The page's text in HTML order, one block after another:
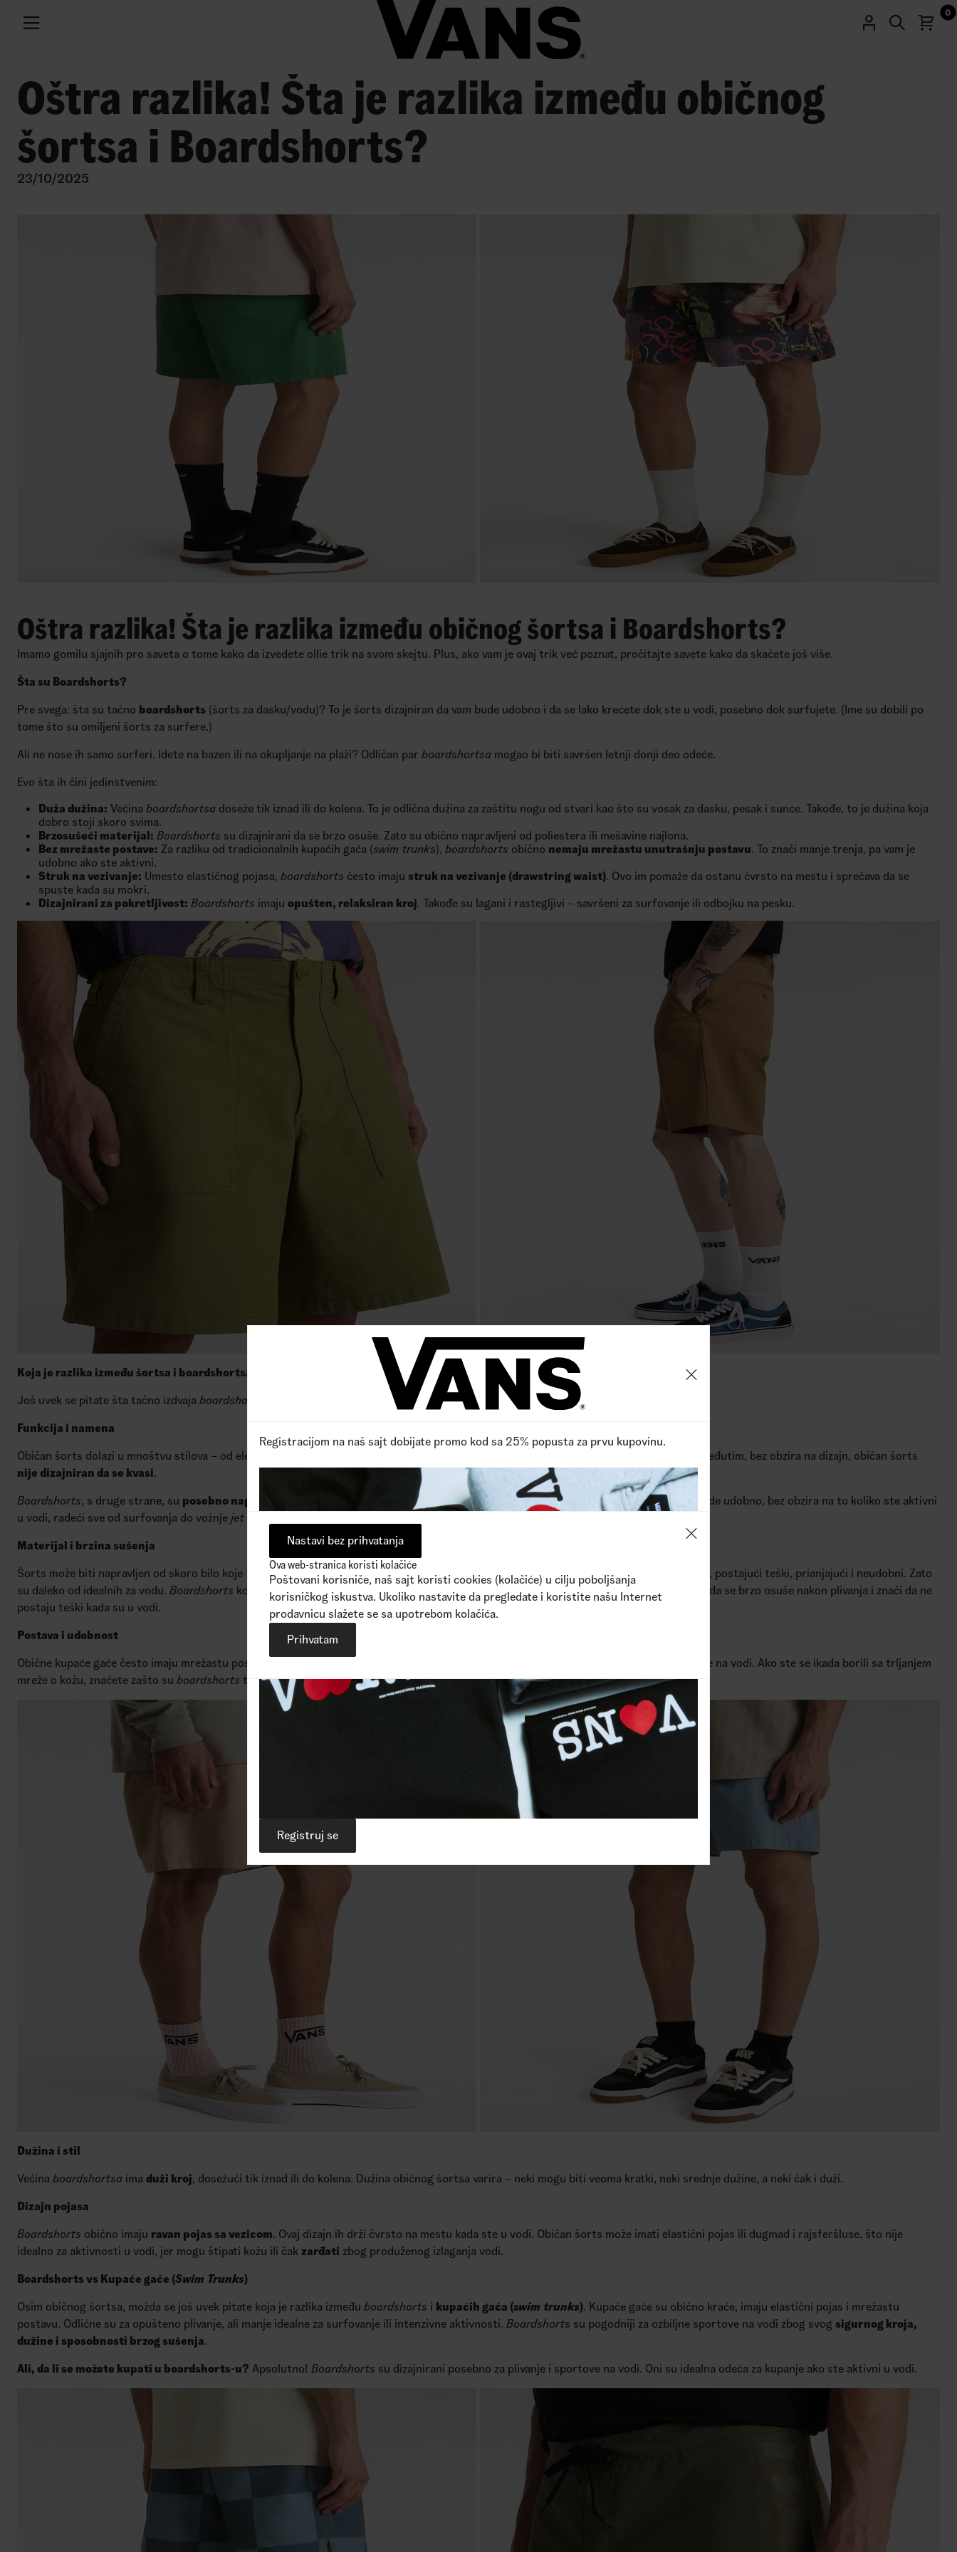
0
Oštra razlika! Šta je razlika između običnog
šortsa i Boardshorts?
23/10/2025
Oštra razlika! Šta je razlika između običnog šortsa i Boardshorts?
Imamo gomilu sjajnih pro saveta o tome kako da izvedete ollie trik na svom skejtu. Plus, ako vam je ovaj trik već poznat, pročitajte savete kako da skačete još više.
Šta su Boardshorts?
Pre svega: šta su tačno boardshorts (šorts za dasku/vodu)? To je šorts dizajniran da vam bude udobno i da se lako krećete dok ste u vodi, posebno dok surfujete. (Ime su dobili po
tome što su omiljeni šorts za surfere.)
Ali ne nose ih samo surferi. Idete na bazen ili na okupljanje na plaži? Odličan par boardshortsa mogao bi biti savršen letnji donji deo odeće.
Evo šta ih čini jedinstvenim:
Duža dužina: Većina boardshortsa doseže tik iznad ili do kolena. To je odlična dužina za zaštitu nogu od stvari kao što su vosak za dasku, pesak i sunce. Takođe, to je dužina koja
dobro stoji skoro svima.
Brzosušeći materijal: Boardshorts su dizajnirani da se brzo osuše. Zato su obično napravljeni od poliestera ili mešavine najlona.
Bez mrežaste postave: Za razliku od tradicionalnih kupaćih gaća (swim trunks), boardshorts obično nemaju mrežastu unutrašnju postavu. To znači manje trenja, pa vam je
udobno ako ste aktivni.
Struk na vezivanje: Umesto elastičnog pojasa, boardshorts često imaju struk na vezivanje (drawstring waist). Ovo im pomaže da ostanu čvrsto na mestu i sprečava da se
spuste kada su mokri.
Dizajnirani za pokretljivost: Boardshorts imaju opušten, relaksiran kroj. Takođe su lagani i rastegljivi – savršeni za surfovanje ili odbojku na pesku.
Koja je razlika između šortsa i boardshortsa?
Još uvek se pitate šta tačno izdvaja boardshorts
? Hajde da produbimo:
Funkcija i namena
Običan šorts dolazi u mnoštvu stilova – od elegantnog teksasa i
šortsa, do kratkog, funkcionalnog i laganog šortsa za teretanu. Međutim, bez obzira na dizajn, običan šorts
nije dizajniran da se kvasi.
Boardshorts, s druge strane, su posebno napravljeni za sportove na vodi . Drugim rečima, najboljiboardshorts
su dizajnirani da vam bude udobno, bez obzira na to koliko ste aktivni
u vodi, radeći sve od surfovanja do vožnjejet skija
Materijal i brzina sušenja
Šorts može biti napravljen od skoro bilo koje tkanine — pamuka, teksasa ili poliestera. Međutim, pamučni i teksas šorts brzo upijaju vodu, postajući teški, prianjajući i neudobni. Zato
su daleko od idealnih za vodu. Boardshorts koriste lagane, sintetičke tkanine
(obično mešavine poliestera ili najlona). To im omogućava da se brzo osuše nakon plivanja i znači da ne
postaju teški kada su u vodi.
Postava i udobnost
Obične kupaće gaće često imaju mrežastu postavu.
i druge aktivne sportove na vodi. Ako ste se ikada borili sa trljanjem
mreže o kožu, znaćete zašto su boardshorts tako popularni.
Dužina i stil
Većina boardshortsa ima duži kroj, dosežući tik iznad ili do kolena. Dužina običnog šortsa varira – neki mogu biti veoma kratki, neki srednje dužine, a neki čak i duži.
Dizajn pojasa
Boardshorts obično imaju ravan pojas sa vezicom. Ovaj dizajn ih drži čvrsto na mestu kada ste u vodi. Običan šorts može imati elastični pojas ili dugmad i rajsferšluse, što nije
idealno za aktivnosti u vodi, jer mogu štipati kožu ili čakzarđati zbog produženog izlaganja vodi.
Boardshorts vs Kupaće gaće (Swim Trunks)
Osim običnog šortsa, možda se još uvek pitate koja je razlika između boardshorts i kupaćih gaća (swim trunks). Kupaće gaće su obično kraće, imaju elastični pojas i mrežastu
postavu. Odlične su za opušteno plivanje, ali manje idealne za surfovanje ili intenzivne aktivnosti. Boardshorts su pogodniji za ozbiljne sportove na vodi zbog svog sigurnog kroja,
dužine i sposobnosti brzog sušenja.
Ali, da li se možete kupati u boardshorts-u? Apsolutno! Boardshorts su dizajnirani posebno za plivanje i sportove na vodi. Oni su idealna odeća za kupanje ako ste aktivni u vodi.
Registracijom na naš sajt dobijate promo kod sa 25% popusta za prvu kupovinu.
Registruj se
Nastavi bez prihvatanja
Ova web-stranica koristi kolačiće
Poštovani korisniče, naš sajt koristi cookies (kolačiće) u cilju poboljšanja
korisničkog iskustva. Ukoliko nastavite da pregledate i koristite našu Internet
prodavnicu slažete se sa upotrebom kolačića.
Prihvatam